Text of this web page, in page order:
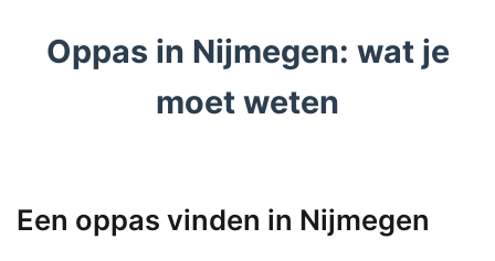
Oppas in Nijmegen: wat je
moet weten
Een oppas vinden in Nijmegen